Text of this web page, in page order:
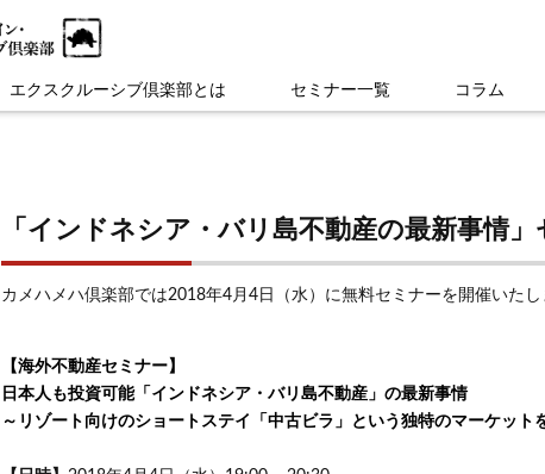
エクスクルーシブ倶楽部とは セミナー一覧 コラム
「インドネシア・バリ島不動産の最新事情
カメハメハ倶楽部では2018年4月4日（水）に無料セミナーを開催いたし
【海外不動産セミナー】
日本人も投資可能「インドネシア・バリ島不動産」の最新事情
～リゾート向けのショートステイ「中古ビラ」という独特のマーケッ